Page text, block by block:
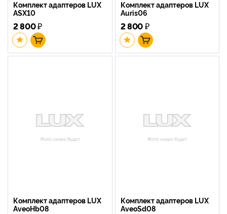
Комплект адаптеров LUX
ASX10
2 800₽
Комплект адаптеров LUX
Auris06
2 800₽
Комплект адаптеров LUX
AveoHb08
Комплект адаптеров LUX
AveoSd08